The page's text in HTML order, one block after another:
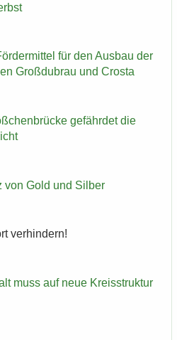
für den Aus­bau der
Groß­du­brau und Crosta
ge­fähr­det die
von Gold und Sil­ber
ver­hin­dern!
muss auf neue Kreis­struk­tur